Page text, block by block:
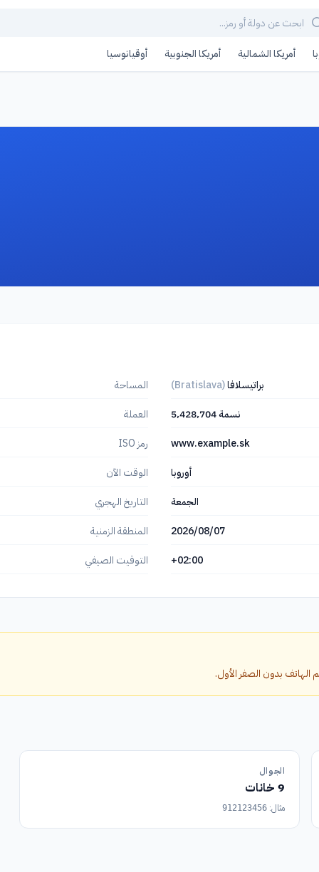
أمريكا الشمالية أمريكا الجنوبية أوقيانوسيا
براتيسلافا(Bratislava)
المساحة
5٬428٬704 نسمة
العملة
www.example.sk
رمز ISO
أوروبا
الوقت الآن
الجمعة
التاريخ الهجري
2026/08/07
المنطقة الزمنية
+02:00
التوقيت الصيفي
الجوال
9 خانات
مثال: 912123456